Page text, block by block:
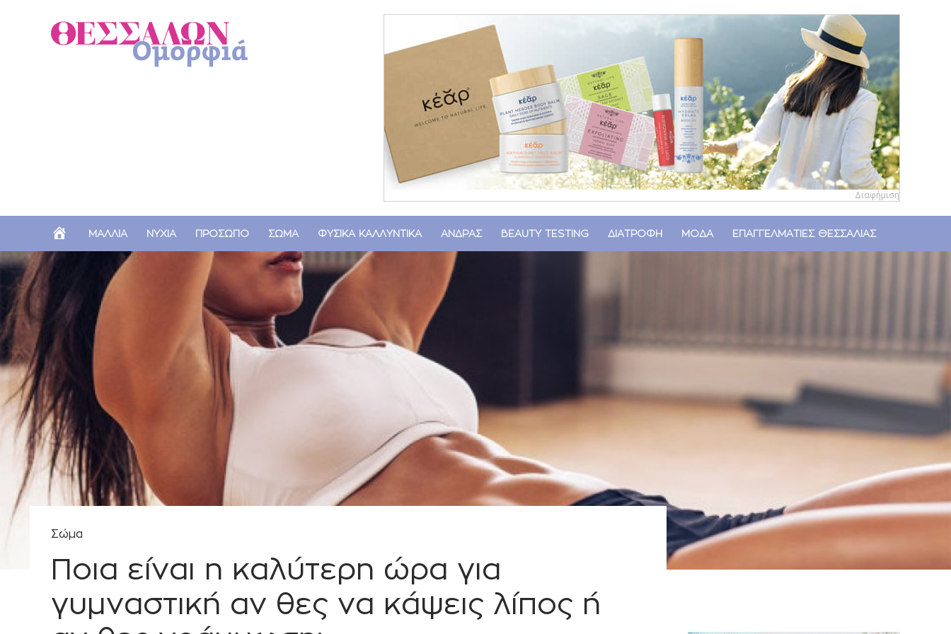
Διαφήμιση
Η
ΜΑΛΛΙΑ ΝΥΧΙΑ ΠΡΟΣΩΠΟ ΣΩΜΑ ΦΥΣΙΚΑ ΚΑΛΛΥΝΤΙΚΑ ΑΝΔΡΑΣ BEAUTY TESTING ΔΙΑΤΡΟΦΗ ΜΟΔΑ ΕΠΑΓΓΕΛΜΑΤΙΕΣ ΘΕΣΣΑΛΙΑΣ
Σώμα
Ποια είναι η καλύτερη ώρα για
γυμναστική αν θες να κάψεις λίπος ή